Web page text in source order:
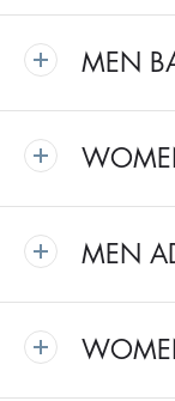
MEN
MEN